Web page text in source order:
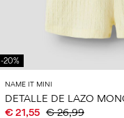
-20%
NAME IT MINI
DETALLE DE LAZO
€ 21,55 € 26,99